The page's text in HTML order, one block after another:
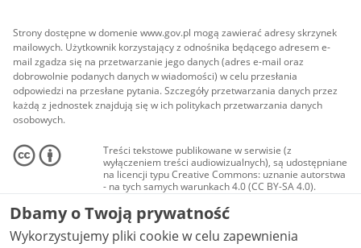
Strony dostępne w domenie www.gov.pl mogą zawierać adresy skrzynek
mailowych. Użytkownik korzystający z odnośnika będącego adresem e-
mail zgadza się na przetwarzanie jego danych (adres e-mail oraz
dobrowolnie podanych danych w wiadomości) w celu przesłania
odpowiedzi na przesłane pytania. Szczegóły przetwarzania danych przez
każdą z jednostek znajdują się w ich politykach przetwarzania danych
osobowych.
Treści tekstowe publikowane w serwisie (z
wyłączeniem treści audiowizualnych), są udostępniane
na licencji typu Creative Commons: uznanie autorstwa
- na tych samych warunkach 4.0 (CC BY-SA 4.0).
Materiały audiowizualne, w tym zdjęcia, materiały
audio i wideo, są udostępniane na licencji typu
Creative Commons: uznanie autorstwa użycie
niekomercyjne - bez utworów zależnych 4.0 (CC BY-
Dbamy o Twoją prywatność
Wykorzystujemy pliki cookie w celu zapewnienia